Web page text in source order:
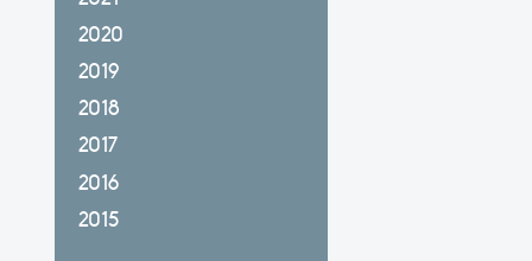
2020
2019
2018
2017
2016
2015